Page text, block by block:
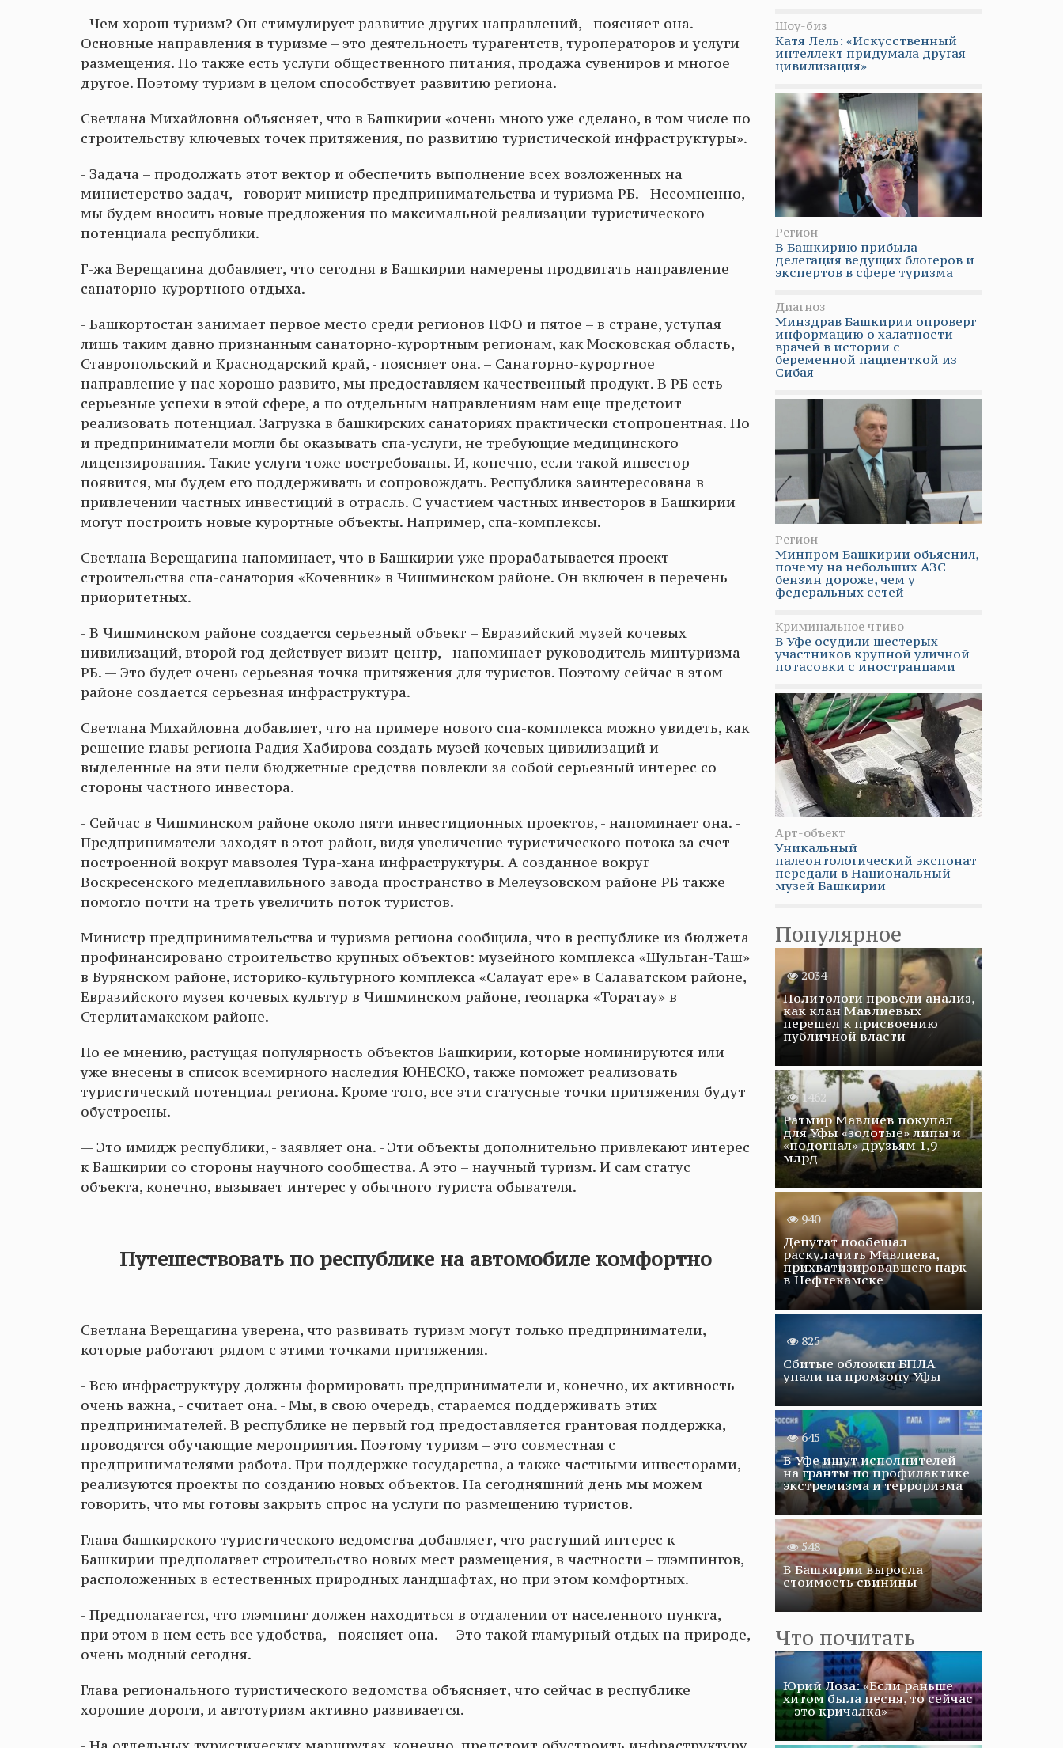
- Чем хорош туризм? Он стимулирует развитие других направлений, - поясняет она. -
Основные направления в туризме – это деятельность турагентств, туроператоров и услуги
размещения. Но также есть услуги общественного питания, продажа сувениров и многое
другое. Поэтому туризм в целом способствует развитию региона.
Светлана Михайловна объясняет, что в Башкирии «очень много уже сделано, в том числе по
строительству ключевых точек притяжения, по развитию туристической инфраструктуры».
- Задача – продолжать этот вектор и обеспечить выполнение всех возложенных на
министерство задач, - говорит министр предпринимательства и туризма РБ. - Несомненно,
мы будем вносить новые предложения по максимальной реализации туристического
потенциала республики.
Г-жа Верещагина добавляет, что сегодня в Башкирии намерены продвигать направление
санаторно-курортного отдыха.
- Башкортостан занимает первое место среди регионов ПФО и пятое – в стране, уступая
лишь таким давно признанным санаторно-курортным регионам, как Московская область,
Ставропольский и Краснодарский край, - поясняет она. – Санаторно-курортное
направление у нас хорошо развито, мы предоставляем качественный продукт. В РБ есть
серьезные успехи в этой сфере, а по отдельным направлениям нам еще предстоит
реализовать потенциал. Загрузка в башкирских санаториях практически стопроцентная. Но
и предприниматели могли бы оказывать спа-услуги, не требующие медицинского
лицензирования. Такие услуги тоже востребованы. И, конечно, если такой инвестор
появится, мы будем его поддерживать и сопровождать. Республика заинтересована в
привлечении частных инвестиций в отрасль. С участием частных инвесторов в Башкирии
могут построить новые курортные объекты. Например, спа-комплексы.
Светлана Верещагина напоминает, что в Башкирии уже прорабатывается проект
строительства спа-санатория «Кочевник» в Чишминском районе. Он включен в перечень
приоритетных.
- В Чишминском районе создается серьезный объект – Евразийский музей кочевых
цивилизаций, второй год действует визит-центр, - напоминает руководитель минтуризма
РБ. — Это будет очень серьезная точка притяжения для туристов. Поэтому сейчас в этом
районе создается серьезная инфраструктура.
Светлана Михайловна добавляет, что на примере нового спа-комплекса можно увидеть, как
решение главы региона Радия Хабирова создать музей кочевых цивилизаций и
выделенные на эти цели бюджетные средства повлекли за собой серьезный интерес со
стороны частного инвестора.
- Сейчас в Чишминском районе около пяти инвестиционных проектов, - напоминает она. -
Предприниматели заходят в этот район, видя увеличение туристического потока за счет
построенной вокруг мавзолея Тура-хана инфраструктуры. А созданное вокруг
Воскресенского медеплавильного завода пространство в Мелеузовском районе РБ также
помогло почти на треть увеличить поток туристов.
Министр предпринимательства и туризма региона сообщила, что в республике из бюджета
профинансировано строительство крупных объектов: музейного комплекса «Шульган-Таш»
в Бурянском районе, историко-культурного комплекса «Салауат ере» в Салаватском районе,
Евразийского музея кочевых культур в Чишминском районе, геопарка «Торатау» в
Стерлитамакском районе.
По ее мнению, растущая популярность объектов Башкирии, которые номинируются или
уже внесены в список всемирного наследия ЮНЕСКО, также поможет реализовать
туристический потенциал региона. Кроме того, все эти статусные точки притяжения будут
обустроены.
— Это имидж республики, - заявляет она. - Эти объекты дополнительно привлекают интерес
к Башкирии со стороны научного сообщества. А это – научный туризм. И сам статус
объекта, конечно, вызывает интерес у обычного туриста обывателя.
Путешествовать по республике на автомобиле комфортно
Светлана Верещагина уверена, что развивать туризм могут только предприниматели,
которые работают рядом с этими точками притяжения.
- Всю инфраструктуру должны формировать предприниматели и, конечно, их активность
очень важна, - считает она. - Мы, в свою очередь, стараемся поддерживать этих
предпринимателей. В республике не первый год предоставляется грантовая поддержка,
проводятся обучающие мероприятия. Поэтому туризм – это совместная с
предпринимателями работа. При поддержке государства, а также частными инвесторами,
реализуются проекты по созданию новых объектов. На сегодняшний день мы можем
говорить, что мы готовы закрыть спрос на услуги по размещению туристов.
Глава башкирского туристического ведомства добавляет, что растущий интерес к
Башкирии предполагает строительство новых мест размещения, в частности – глэмпингов,
расположенных в естественных природных ландшафтах, но при этом комфортных.
- Предполагается, что глэмпинг должен находиться в отдалении от населенного пункта,
при этом в нем есть все удобства, - поясняет она. — Это такой гламурный отдых на природе,
очень модный сегодня.
Глава регионального туристического ведомства объясняет, что сейчас в республике
хорошие дороги, и автотуризм активно развивается.
Шоу-биз
Катя Лель: «Искусственный
интеллект придумала другая
цивилизация»
Регион
В Башкирию прибыла
делегация ведущих блогеров и
экспертов в сфере туризма
Диагноз
Минздрав Башкирии опроверг
информацию о халатности
врачей в истории с
беременной пациенткой из
Сибая
Регион
Минпром Башкирии объяснил,
почему на небольших АЗС
бензин дороже, чем у
федеральных сетей
Криминальное чтиво
В Уфе осудили шестерых
участников крупной уличной
потасовки с иностранцами
Арт-объект
Уникальный
палеонтологический экспонат
передали в Национальный
музей Башкирии
Популярное
2034
Политологи провели анализ,
как клан Мавлиевых
перешел к присвоению
публичной власти
1462
Ратмир Мавлиев покупал
для Уфы «золотые» липы и
«подогнал» друзьям 1,9
млрд
940
Депутат пообещал
раскулачить Мавлиева,
прихватизировавшего парк
в Нефтекамске
825
Сбитые обломки БПЛА
упали на промзону Уфы
645
В Уфе ищут исполнителей
на гранты по профилактике
экстремизма и терроризма
548
В Башкирии выросла
стоимость свинины
Что почитать
Юрий Лоза: «Если раньше
хитом была песня, то сейчас
– это кричалка»